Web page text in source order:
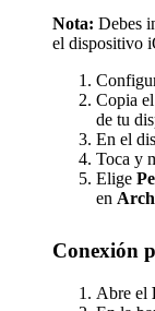
Nota: Debes
el dispositivo
Copia
de tu
En el
Toca y
Elige
en
Conexión
Abre el